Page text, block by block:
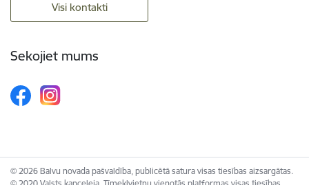
Visi kontakti
Sekojiet mums
© 2026 Balvu novada pašvaldība, publicētā satura visas tiesības aizsargātas.